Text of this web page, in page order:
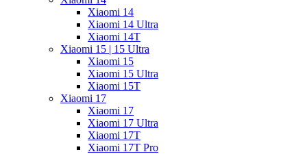
Xiaomi 14
Xiaomi 14 Ultra
Xiaomi 14T
Xiaomi 15 | 15 Ultra
Xiaomi 15
Xiaomi 15 Ultra
Xiaomi 15T
Xiaomi 17
Xiaomi 17
Xiaomi 17 Ultra
Xiaomi 17T
Xiaomi 17T Pro